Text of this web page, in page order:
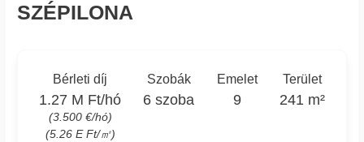
SZÉPILONA
Bérleti díj
1.27 M Ft/hó
(3.500 €/hó)
(5.26 E Ft/㎡)
Szobák
6 szoba
Emelet
9
Terület
241 m²